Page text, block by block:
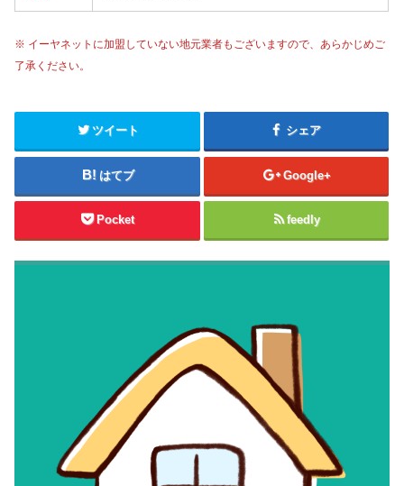
※ イーヤネットに加盟していない地元業者もございますので、あらかじめご
了承ください。
ツイート シェア
はてブ Google+
Pocket feedly